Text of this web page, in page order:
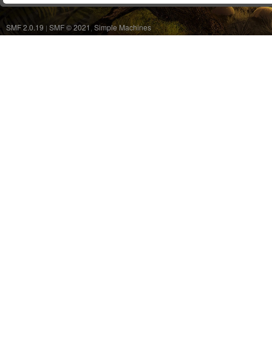
SMF 2.0.19 | SMF © 2021 Simple Machines